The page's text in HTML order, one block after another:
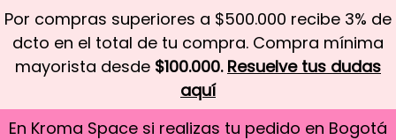
Por compras superiores a $500.000 recibe 3% de
dcto en el total de tu compra. Compra mínima
mayorista desde $100.000. Resuelve tus dudas
aquí
En Kroma Space si realizas tu pedido en Bogotá